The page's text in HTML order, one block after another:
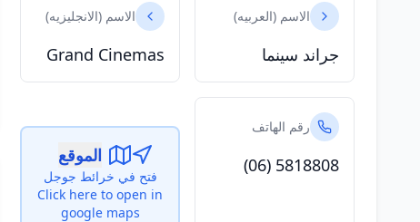
الاسم (العربيه)
جراند سينما
الاسم (الانجليزيه)
Grand Cinemas
رقم الهاتف
(06) 5818808 الموقع
فتح في خرائط جوجل
Click here to open in
google maps